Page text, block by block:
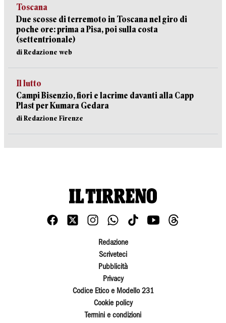
Toscana
Due scosse di terremoto in Toscana nel giro di
poche ore: prima a Pisa, poi sulla costa
(settentrionale)
di Redazione web
Il lutto
Campi Bisenzio, fiori e lacrime davanti alla Capp
Plast per Kumara Gedara
di Redazione Firenze
Redazione
Scriveteci
Pubblicità
Privacy
Codice Etico e Modello 231
Cookie policy
Termini e condizioni